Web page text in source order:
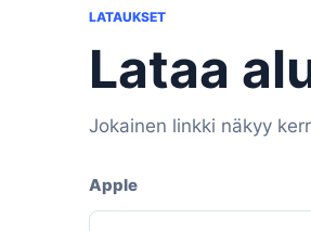
LATAUKSET
Lataa
Jokainen linkki näkyy
Apple